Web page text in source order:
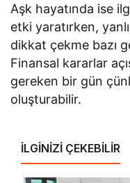
Aşk hayatında ise
etki yaratırken,
dikkat çekme bazı
Finansal kararlar
gereken bir gün
oluşturabilir.